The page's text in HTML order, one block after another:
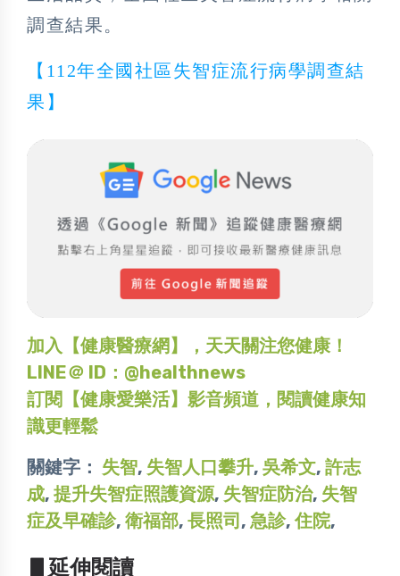
調查結果。
【112年全國社區失智症流行病學調查結
果】
加入【健康醫療網】，天天關注您健康！
LINE＠ ID：@healthnews
訂閱【健康愛樂活】影音頻道，閱讀健康知
識更輕鬆
關鍵字： 失智, 失智人口攀升, 吳希文, 許志
成, 提升失智症照護資源, 失智症防治, 失智
症及早確診, 衛福部, 長照司 , 急診,住院,
▋延伸閱讀